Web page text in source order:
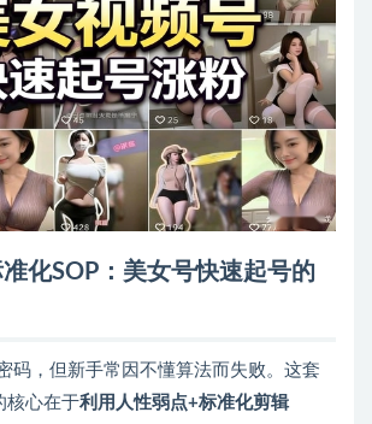
化SOP：美女号快速起号的
码，但新手常因不懂算法而失败。这套
核心在于利用人性弱点+标准化剪辑